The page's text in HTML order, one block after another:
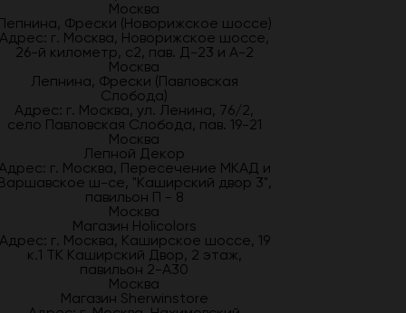
Москва
Фрески (Новорижское шоссе)
Адрес: г. Москва, Новорижское шоссе,
26-й километр, с2, пав. Д-23 и А-2
Москва
Лепнина, Фрески (Павловская
Слобода)
Адрес: г. Москва, ул. Ленина, 76/2,
село Павловская Слобода, пав. 19-21
Москва
Лепной Декор
г. Москва, Пересечение МКАД и
ш-се, "Каширский двор 3",
павильон П - 8
Москва
Магазин Holicolors
г. Москва, Каширское шоссе, 19
к.1 ТК Каширский Двор, 2 этаж,
павильон 2-А30
Москва
Магазин Sherwinstore